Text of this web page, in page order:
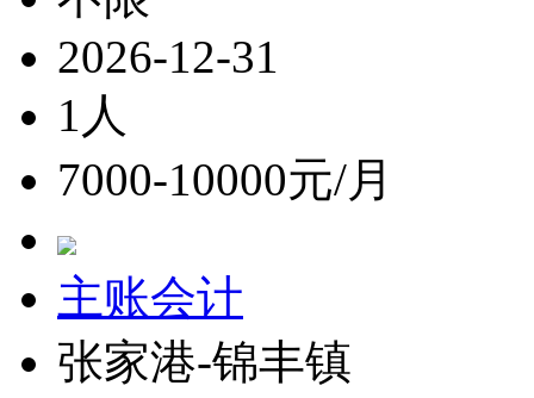
2026-12-31
1人
7000-10000元/月
主账会计
张家港-锦丰镇